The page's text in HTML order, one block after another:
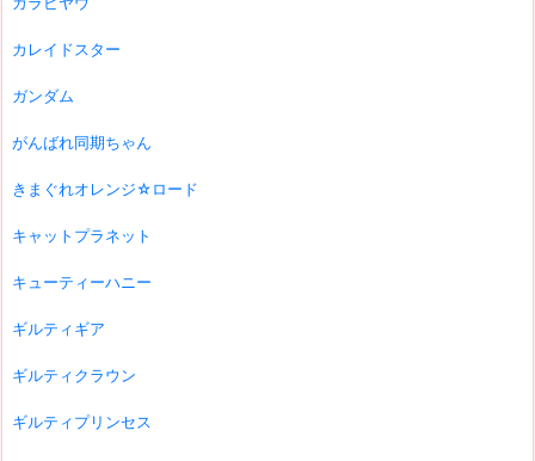
カレイドスター
ガンダム
がんばれ同期ちゃん
きまぐれオレンジ☆ロード
キャットプラネット
キューティーハニー
ギルティギア
ギルティクラウン
ギルティプリンセス